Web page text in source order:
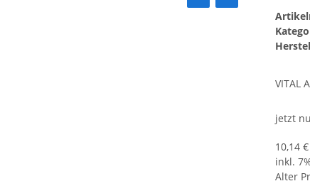
VITAL
jetzt
10,14
inkl.
Alter